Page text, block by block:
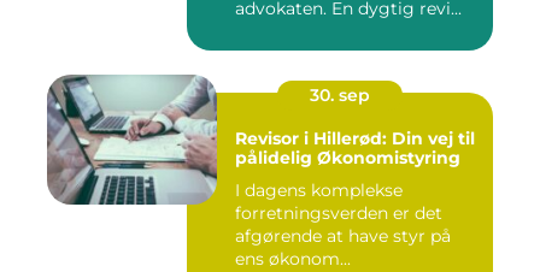
advokaten. En dygtig revi...
30. sep
Revisor i Hillerød: Din vej til
pålidelig Økonomistyring
I dagens komplekse
forretningsverden er det
afgørende at have styr på
ens økonom...